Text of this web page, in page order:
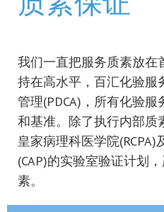
我们一直把服务质素放在
持在高水平，百汇化验服
管理(PDCA)，所有化验
和基准。除了执行内部质
皇家病理科医学院
(CAP)的实验室验证计划
素。